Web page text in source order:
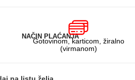
NAČIN PLAĆANJA
Gotovinom, karticom, žiralno
(virmanom)